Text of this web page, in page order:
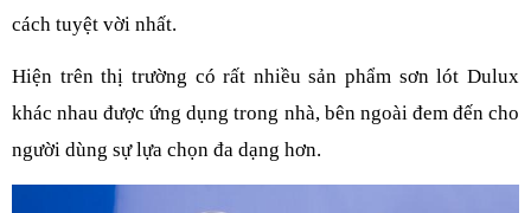
cách tuyệt vời nhất.
Hiện trên thị trường có rất nhiều sản phẩm sơn lót Dulux
khác nhau được ứng dụng trong nhà, bên ngoài đem đến cho
người dùng sự lựa chọn đa dạng hơn.